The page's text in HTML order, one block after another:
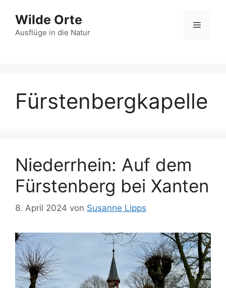
Inhalt
springen
Wilde Orte
Ausflüge in die Natur
Menü
Fürstenbergkapelle
Niederrhein: Auf dem
Fürstenberg bei Xanten
8. April 2024 von Susanne Lipps